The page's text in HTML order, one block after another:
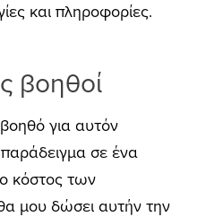
και πληροφορίες.
βοηθοί
για αυτόν
σε ένα
κόστος των
μου δώσει αυτήν την